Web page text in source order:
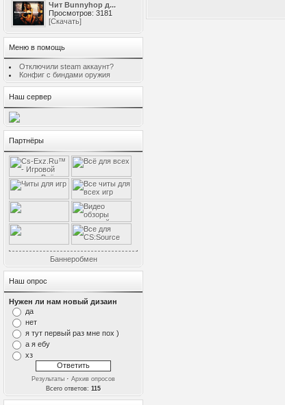
Чит Bunnyhop д...
Просмотров: 3181
[Скачать]
Меню в помощь
Отключили steam аккаунт?
Конфиг с биндами оружия
Наш сервер
Партнёры
Баннеробмен
Наш опрос
Нужен ли нам новый дизаин
да
нет
я тут первый раз мне пох )
а я ебу
хз
Результаты · Архив опросов
Всего ответов: 115